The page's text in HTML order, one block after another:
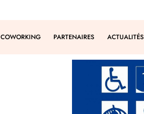
COWORKING PARTENAIRES ACTUALITÉS